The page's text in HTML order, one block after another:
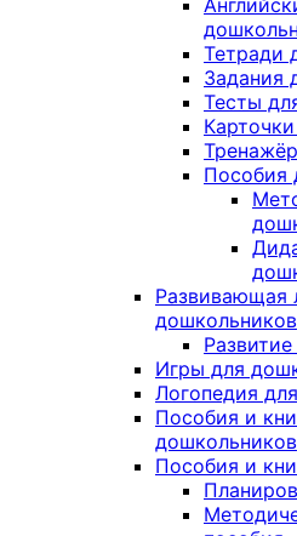
Тетради
Задания
Тесты
Пособия
Развивающая
дошкольников
Игры для
Логопедия
Пособия и
дошкольников
Пособия и